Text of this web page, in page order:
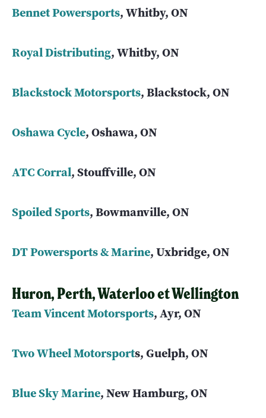
Bennet Powersports, Whitby, ON
Royal Distributing, Whitby, ON
Blackstock Motorsports, Blackstock, ON
Oshawa Cycle, Oshawa, ON
ATC Corral, Stouffville, ON
Spoiled Sports, Bowmanville, ON
DT Powersports & Marine, Uxbridge, ON
Huron, Perth, Waterloo et Wellington
Team Vincent Motorsports, Ayr, ON
Two Wheel Motorsports, Guelph, ON
Blue Sky Marine, New Hamburg, ON